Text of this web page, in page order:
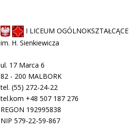
I LICEUM OGÓLNOKSZTAŁCĄCE
im. H. Sienkiewicza
ul. 17 Marca 6
82 - 200 MALBORK
tel. (55) 272-24-22
tel.kom +48 507 187 276
REGON 192995838
NIP 579-22-59-867